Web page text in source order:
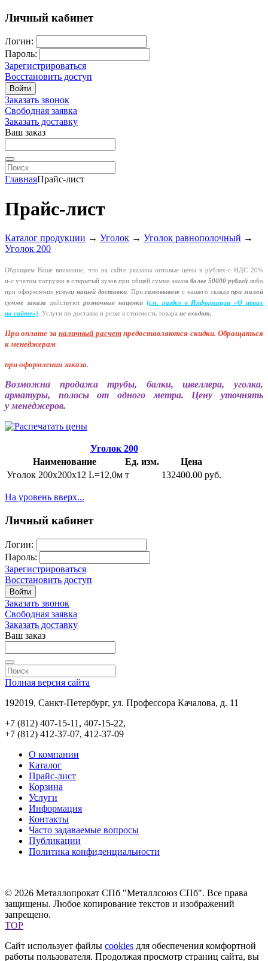
Личный кабинет
Логин:
Пароль:
Зарегистрироваться
Восстановить доступ
Войти
Заказать звонок
Свободная заявка
Заказать доставку
Ваш заказ
ГлавнаяПрайс-лист
Прайс-лист
Каталог продукции → Уголок → Уголок равнополочный →
Уголок 200
Обращаем Ваше внимание, что на сайте указаны оптовые цены в рублях-с НДС 20%
и-с учетом погрузки в открытый кузов при общей сумме заказа более 50000 рублейлибо
при оформленииуслуги нашей доставки. Присамовывозе с нашего складапри малой
сумме заказа
действуютрозничные наценки (см. раздел в Информации «О ценах
на сайте»). Услуги по доставке и резке в стоимость товара не входят.
При оплате заналичный расчет предоставляются скидки. Обращаться
к менеджерам
при оформлении заказа.
Возможна продажа трубы, балки, швеллера, уголка,
арматуры, полосы от одного метра. Цену уточнять
у менеджеров.
Наименование Ед. изм. Цена
Уголок 200
Уголок 200х200х12 L=12,0м т 132400.00 руб.
На уровень вверх...
Личный кабинет
Логин:
Пароль:
Зарегистрироваться
Восстановить доступ
Войти
Заказать звонок
Свободная заявка
Заказать доставку
Ваш заказ
Полная версия сайта
192019, Санкт-Петербург, ул. Профессора Качалова, д. 11
+7 (812) 407-15-11, 407-15-22,
+7 (812) 412-37-07, 412-37-09
О компании
Каталог
Прайс-лист
Корзина
Услуги
Информация
Контакты
Часто задаваемые вопросы
Публикации
Политика конфиденциальности
© 2026 Металлопрокат СПб "Металлсоюз СПб". Все права
защищены. Любое копирование текстов и изображений
запрещено.
TOP
Сайт использует файлы cookies для обеспечения комфортной
работы пользователя. Продолжая просмотр страниц сайта, вы